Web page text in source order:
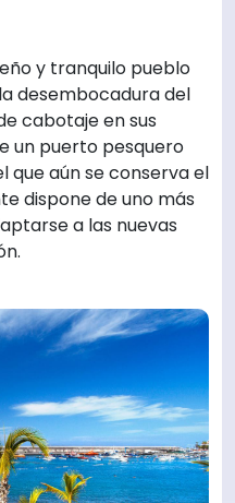
y tranquilo pueblo
desembocadura del
cabotaje en sus
un puerto pesquero
que aún se conserva el
dispone de uno más
a las nuevas